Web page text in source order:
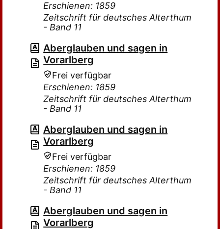
Erschienen: 1859
Zeitschrift für deutsches Alterthum
- Band 11
Aberglauben und sagen in
Vorarlberg
Frei verfügbar
Erschienen: 1859
Zeitschrift für deutsches Alterthum
- Band 11
Aberglauben und sagen in
Vorarlberg
Frei verfügbar
Erschienen: 1859
Zeitschrift für deutsches Alterthum
- Band 11
Aberglauben und sagen in
Vorarlberg